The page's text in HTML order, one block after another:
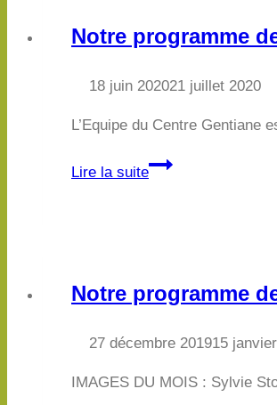
Notre programme
18 juin 202021 juillet 2020
L’Equipe du Centre
Lire la suite
Notre
ligne
Notre programme
27 décembre 201915
IMAGES DU MOIS : Sylvie